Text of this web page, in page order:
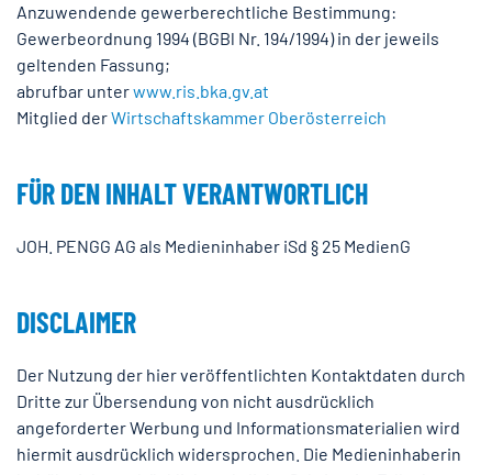
Anzuwendende gewerberechtliche Bestimmung:
Gewerbeordnung 1994 (BGBl Nr. 194/1994) in der jeweils
geltenden Fassung;
abrufbar unterwww.ris.bka.gv.at
Mitglied derWirtschaftskammer Oberösterreich
FÜR DEN INHALT VERANTWORTLICH
JOH. PENGG AG als Medieninhaber iSd § 25 MedienG
DISCLAIMER
Der Nutzung der hier veröffentlichten Kontaktdaten durch
Dritte zur Übersendung von nicht ausdrücklich
angeforderter Werbung und Informationsmaterialien wird
hiermit ausdrücklich widersprochen. Die Medieninhaberin